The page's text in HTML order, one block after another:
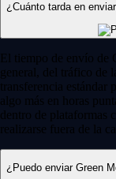
¿Cuánto tarda en
El tiempo de envío de
general, del tráfico de
transferencia estándar
algo más en horas
dentro de plataformas
realizarse fuera de la
¿Puedo enviar Green